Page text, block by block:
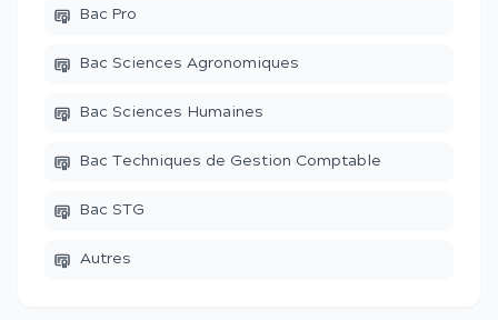
Bac Pro
Bac Sciences Agronomiques
Bac Sciences Humaines
Bac Techniques de Gestion Comptable
Bac STG
Autres